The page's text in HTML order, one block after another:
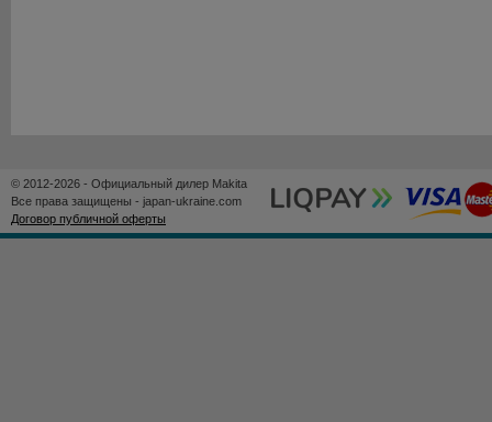
© 2012-2026 - Официальный дилер Makita
Все права защищены - japan-ukraine.com
Договор публичной оферты